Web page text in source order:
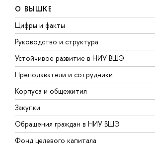
О ВЫШКЕ
Цифры и факты
Руководство и структура
Устойчивое развитие в НИУ ВШЭ
Преподаватели и сотрудники
Корпуса и общежития
Закупки
Обращения граждан в НИУ ВШЭ
Фонд целевого капитала